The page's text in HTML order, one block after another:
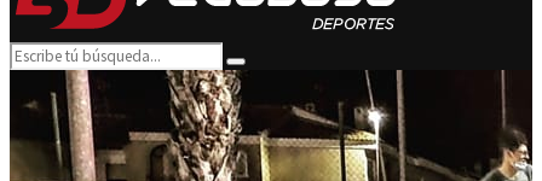
Search
for:
Search